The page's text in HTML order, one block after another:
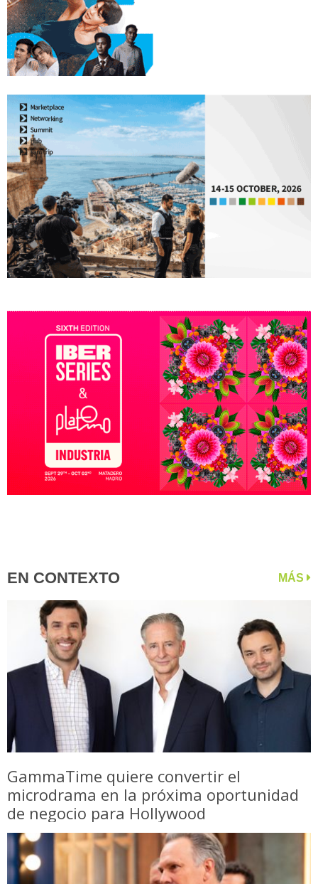
EN CONTEXTO MÁS
GammaTime quiere convertir el
microdrama en la próxima oportunidad
de negocio para Hollywood